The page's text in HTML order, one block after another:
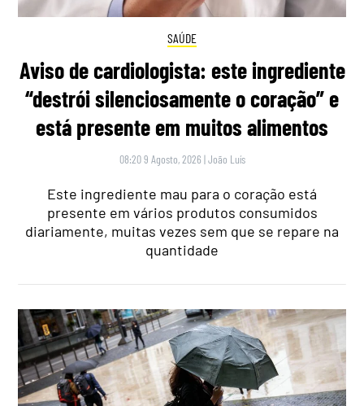
SAÚDE
Aviso de cardiologista: este ingrediente
“destrói silenciosamente o coração” e
está presente em muitos alimentos
08:20 9 Agosto, 2026 |João Luís
Este ingrediente mau para o coração está
presente em vários produtos consumidos
diariamente, muitas vezes sem que se repare na
quantidade